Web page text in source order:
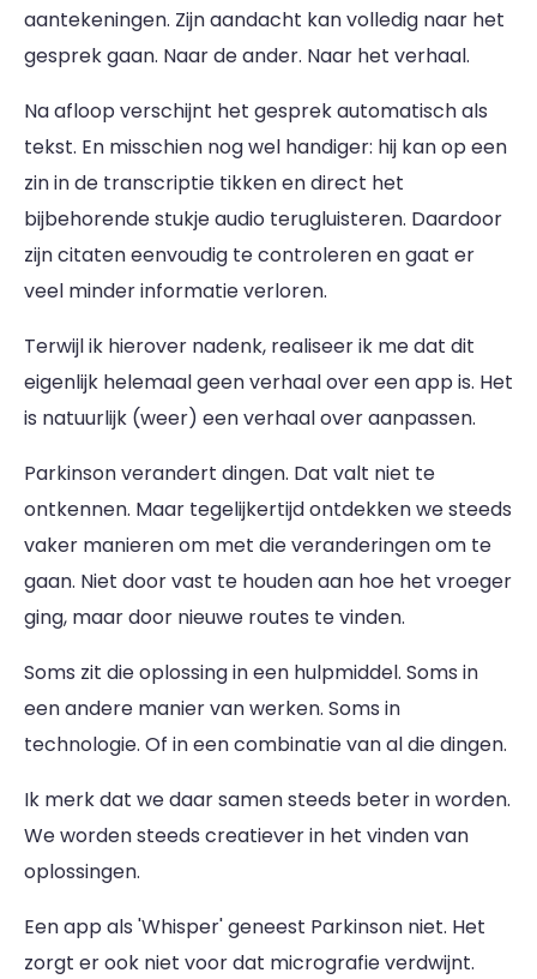
aantekeningen. Zijn aandacht kan volledig naar het
gesprek gaan. Naar de ander. Naar het verhaal.
Na afloop verschijnt het gesprek automatisch als
tekst. En misschien nog wel handiger: hij kan op een
zin in de transcriptie tikken en direct het
bijbehorende stukje audio terugluisteren. Daardoor
zijn citaten eenvoudig te controleren en gaat er
veel minder informatie verloren.
Terwijl ik hierover nadenk, realiseer ik me dat dit
eigenlijk helemaal geen verhaal over een app is. Het
is natuurlijk (weer) een verhaal over aanpassen.
Parkinson verandert dingen. Dat valt niet te
ontkennen. Maar tegelijkertijd ontdekken we steeds
vaker manieren om met die veranderingen om te
gaan. Niet door vast te houden aan hoe het vroeger
ging, maar door nieuwe routes te vinden.
Soms zit die oplossing in een hulpmiddel. Soms in
een andere manier van werken. Soms in
technologie. Of in een combinatie van al die dingen.
Ik merk dat we daar samen steeds beter in worden.
We worden steeds creatiever in het vinden van
oplossingen.
Een app als 'Whisper' geneest Parkinson niet. Het
zorgt er ook niet voor dat micrografie verdwijnt.